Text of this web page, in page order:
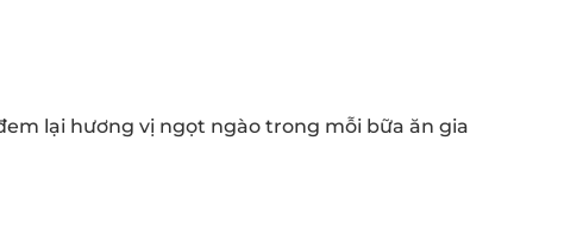
lại hương vị ngọt ngào trong mỗi bữa ăn gia